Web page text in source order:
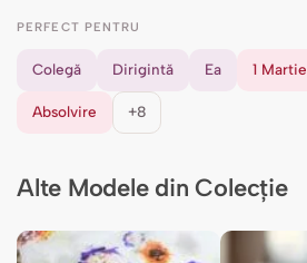
PERFECT PENTRU
Colegă Dirigintă Ea 1 Martie
Absolvire +8
Alte Modele din Colecție